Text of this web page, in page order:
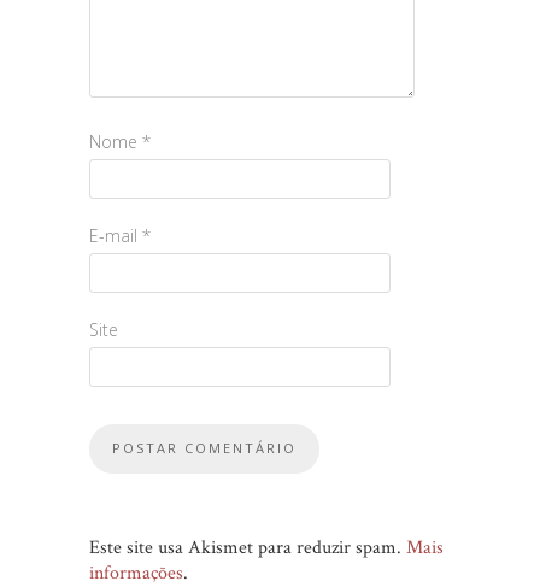
Nome *
E-mail *
Site
Este site usa Akismet para reduzir spam. Mais
informações.